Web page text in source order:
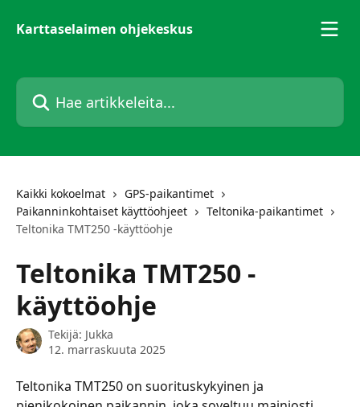
Karttaselaimen ohjekeskus
Hae artikkeleita...
Kaikki kokoelmat
GPS-paikantimet
Paikanninkohtaiset käyttöohjeet
Teltonika-paikantimet
Teltonika TMT250 -käyttöohje
Teltonika TMT250 -
käyttöohje
Tekijä: Jukka
12. marraskuuta 2025
Teltonika TMT250 on suorituskykyinen ja